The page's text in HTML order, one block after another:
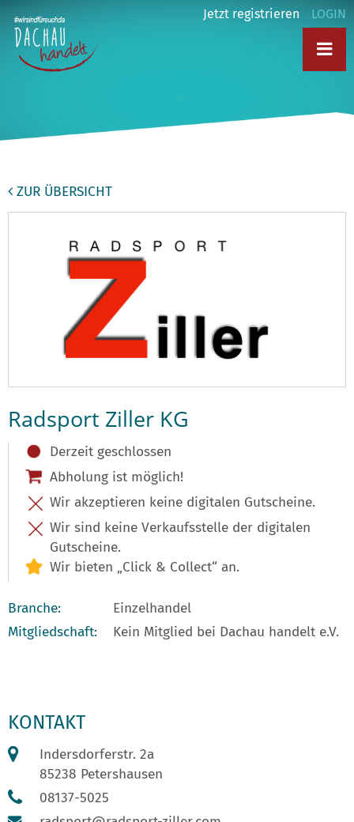
Jetzt registrieren LOGIN
ZUR ÜBERSICHT
Radsport Ziller KG
Derzeit geschlossen
Abholung ist möglich!
Wir akzeptieren keine digitalen Gutscheine.
Wir sind keine Verkaufsstelle der digitalen
Gutscheine.
Wir bieten „Click & Collect“ an.
Branche:
Einzelhandel
Mitgliedschaft:
Kein Mitglied bei Dachau handelt e.V.
KONTAKT
Indersdorferstr. 2a
85238 Petershausen
08137-5025